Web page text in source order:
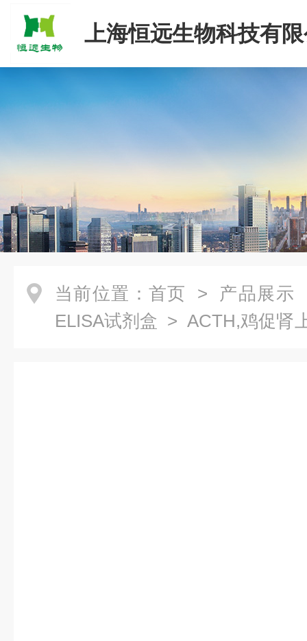
上海恒远生物科技有
当前位置： 首页 > 产品展示
ELISA试剂盒 > ACTH,鸡促肾